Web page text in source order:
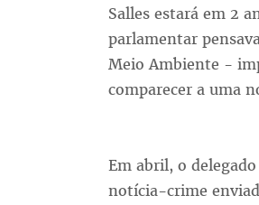
Salles estará em 2
parlamentar
Meio Ambiente -
comparecer a uma
Em abril, o
notícia-crime